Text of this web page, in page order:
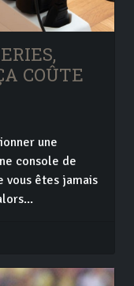
COÛTE
une
console de
vous êtes jamais